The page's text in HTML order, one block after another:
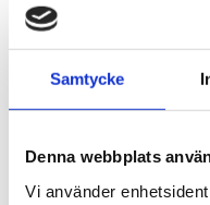
Samtycke
Denna webbplats
Vi använder